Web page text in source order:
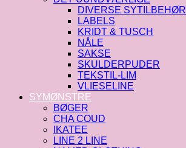
DIVERSE SYTILBEHØR
LABELS
KRIDT & TUSCH
NÅLE
SAKSE
SKULDERPUDER
TEKSTIL-LIM
VLIESELINE
SYMØNSTRE
BØGER
CHA COUD
IKATEE
LINE 2 LINE